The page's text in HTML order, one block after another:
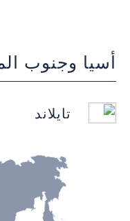
أسيا وجنوب
تايلاند